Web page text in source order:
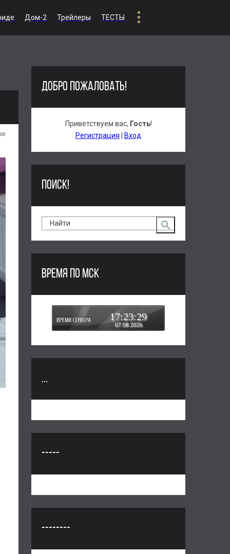
Дом-2 Трейлеры ТЕСТЫ
ДОБРО ПОЖАЛОВАТЬ!
Приветствуем вас, Гость!
Регистрация
Вход
ПОИСК!
ВРЕМЯ ПО МСК
17:23:30
07.08.2026
...
-----
--------